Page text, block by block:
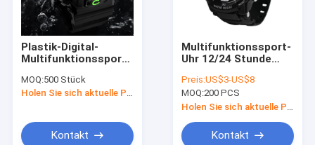
Plastik-Digital-
Multifunktionssport-
Art-Eigenmarke
MOQ:500 Stück
Holen Sie sich aktuelle Preis
Kontakt
Multifunktionssport-
Uhr 12/24 Stunde
Skala-Doppelt-
Japans Movts
Preis:US$3-US$8
MOQ:200 PCS
Kontakt